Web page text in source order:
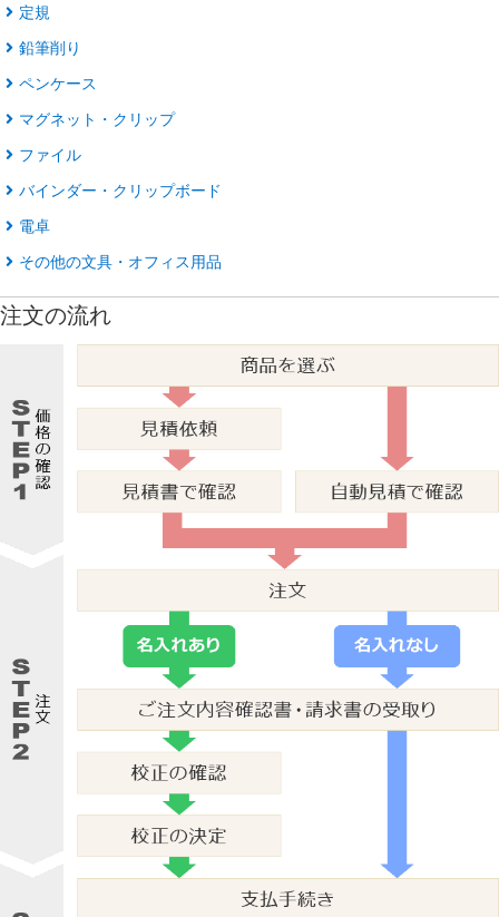
定規
鉛筆削り
ペンケース
マグネット・クリップ
ファイル
バインダー・クリップボード
電卓
その他の文具・オフィス用品
注文の流れ